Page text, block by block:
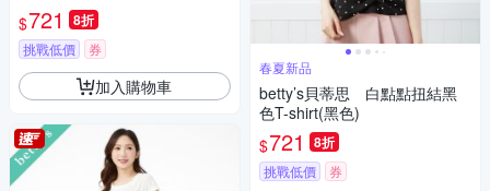
$721 8折
挑戰低價 券
加入購物車
春夏新品
betty’s貝蒂思 白點點扭結黑
色T-shirt(黑色)
$721 8折
挑戰低價 券